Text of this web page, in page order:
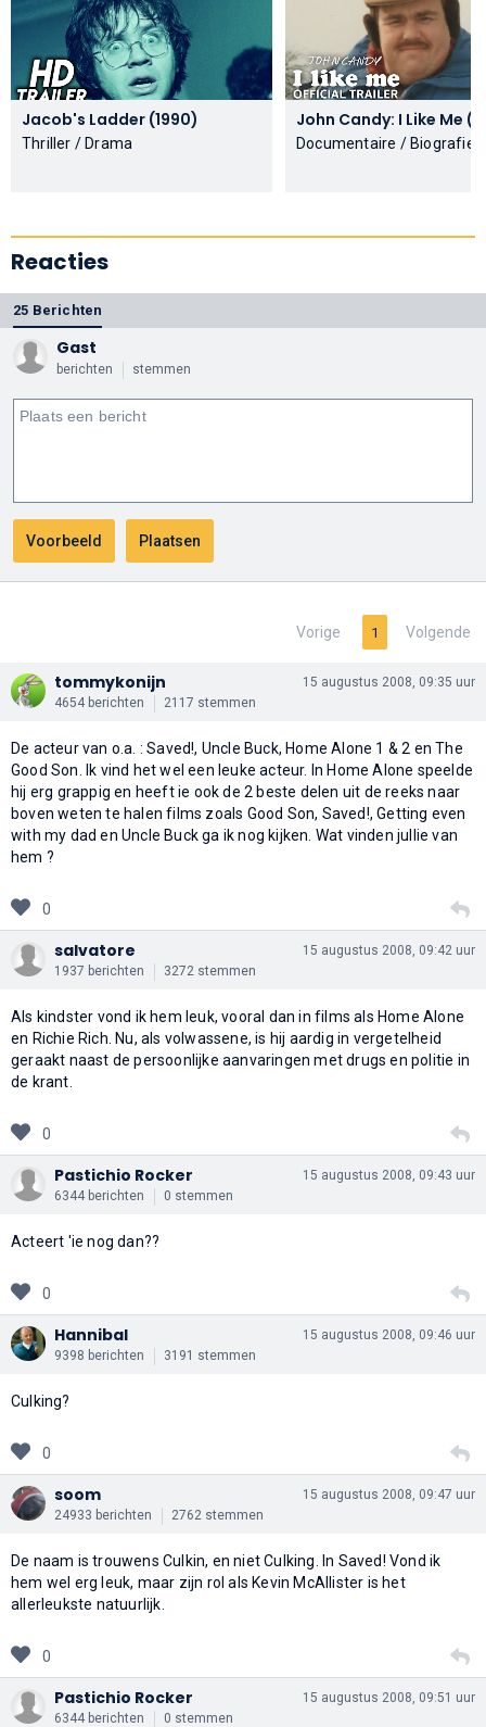
Jacob's Ladder (1990)
Thriller / Drama
John
Documentaire / Biografie
Reacties
25 Berichten
Gast
berichten stemmen
Vorige 1 Volgende
tommykonijn
4654 berichten 2117 stemmen
15 augustus 2008, 09:35 uur
De acteur van o.a. : Saved!, Uncle Buck, Home Alone 1 & 2 en The
Good Son. Ik vind het wel een leuke acteur. In Home Alone speelde
hij erg grappig en heeft ie ook de 2 beste delen uit de reeks naar
boven weten te halen films zoals Good Son, Saved!, Getting even
with my dad en Uncle Buck ga ik nog kijken. Wat vinden jullie van
hem ?
0
salvatore
1937 berichten 3272 stemmen
15 augustus 2008, 09:42 uur
Als kindster vond ik hem leuk, vooral dan in films als Home Alone
en Richie Rich. Nu, als volwassene, is hij aardig in vergetelheid
geraakt naast de persoonlijke aanvaringen met drugs en politie in
de krant.
0
Pastichio Rocker
6344 berichten 0 stemmen
15 augustus 2008, 09:43 uur
Acteert 'ie nog dan??
0
Hannibal
9398 berichten 3191 stemmen
15 augustus 2008, 09:46 uur
Culking?
0
soom
24933 berichten 2762 stemmen
15 augustus 2008, 09:47 uur
De naam is trouwens Culkin, en niet Culking. In Saved! Vond ik
hem wel erg leuk, maar zijn rol als Kevin McAllister is het
allerleukste natuurlijk.
0
Pastichio Rocker
6344 berichten 0 stemmen
15 augustus 2008, 09:51 uur